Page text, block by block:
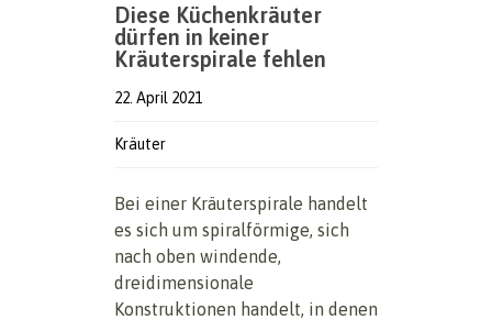
Diese Küchenkräuter
dürfen in keiner
Kräuterspirale fehlen
22. April 2021
Kräuter
Bei einer Kräuterspirale handelt
es sich um spiralförmige, sich
nach oben windende,
dreidimensionale
Konstruktionen handelt, in denen